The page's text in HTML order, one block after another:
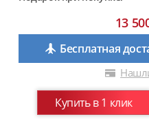
13
Бесплатная
Купить в 1 клик